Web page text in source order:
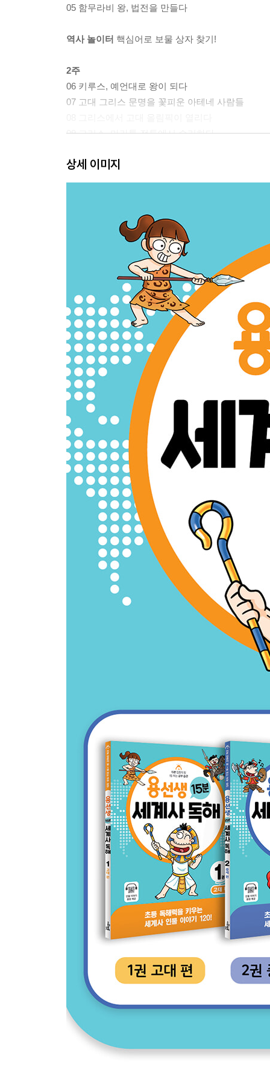
05 함무라비 왕, 법전을 만들다
역사 놀이터 핵심어로 보물 상자 찾기!
2주
06 키루스, 예언대로 왕이 되다
07 고대 그리스 문명을 꽃피운 아테네 사람들
09 그리스, 마라톤 전투에서 승리하다
역사 놀이터가로세로 핵심어 찾기!
11 싯다르타, 불교를 만들다
12 불교의 가르침대로 인도를 다스린 아소카왕
13 관중과 포숙아, 깊은 우정을 나누다
14 부차와 구천, 서로 복수를 다짐하다
15 공자, 제자에게 인을 가르치다
역사 놀이터핵심어로 사다리 타기!
4주
16 중국을 통일한 시황제, 백성을 괴롭히다
17 유방, 항우를 꺾고 중국을 차지하다
18 사마천, 최고의 역사책 〈사기〉를 짓다
19 장건, 비단길을 열다
20 늑대 젖을 먹고 자란 로물루스, 로마를 세우다
역사 놀이터핵심어로 비밀 숫자 찾기!
21 로마에서 공화정이 탄생하다
22 한니발, 로마를 벼랑 끝으로 몰아넣다
23 자유를 위해 싸운 검투사, 스파르타쿠스
24 로마의 일인자가 된 카이사르
25 이집트를 지킨 파라오, 클레오파트라
미로 탈출하며 핵심어 찾기!
30 로마 제국을 공포에 떨게 한 아틸라
역사 놀이터 가로세로 핵심어 찾기!
상세 이미지